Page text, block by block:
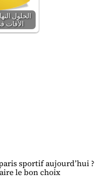
الحلول
الآفات
sportif aujourd’hui ?
le bon choix